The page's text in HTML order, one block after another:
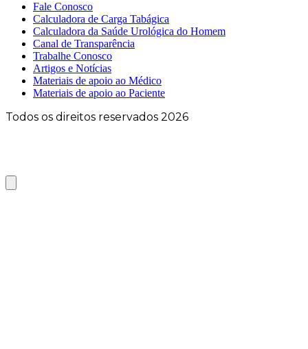
Fale Conosco
Calculadora de Carga Tabágica
Calculadora da Saúde Urológica do Homem
Canal de Transparência
Trabalhe Conosco
Artigos e Notícias
Materiais de apoio ao Médico
Materiais de apoio ao Paciente
Todos os direitos reservados 2026